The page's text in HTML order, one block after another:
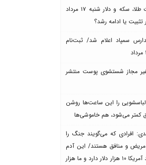
پیش بینی قیمت طلا، سکه و دلار شنبه ۱۷ مرداد
سمپاد اعلام شد/ ثبت‌نام
مجاز شستشوی پوست منتشر
لباسشویی را این ساعت‌ها روشن
کمتر می‌شود، هم خاموشی‌ها
افرادی که می‌گویند جنگ را
مریض و منافق هستند/ این آدم
بی‌عقلی که می‌گوید آمریکا ۱۰ هزار دلار دارد و ما هزار